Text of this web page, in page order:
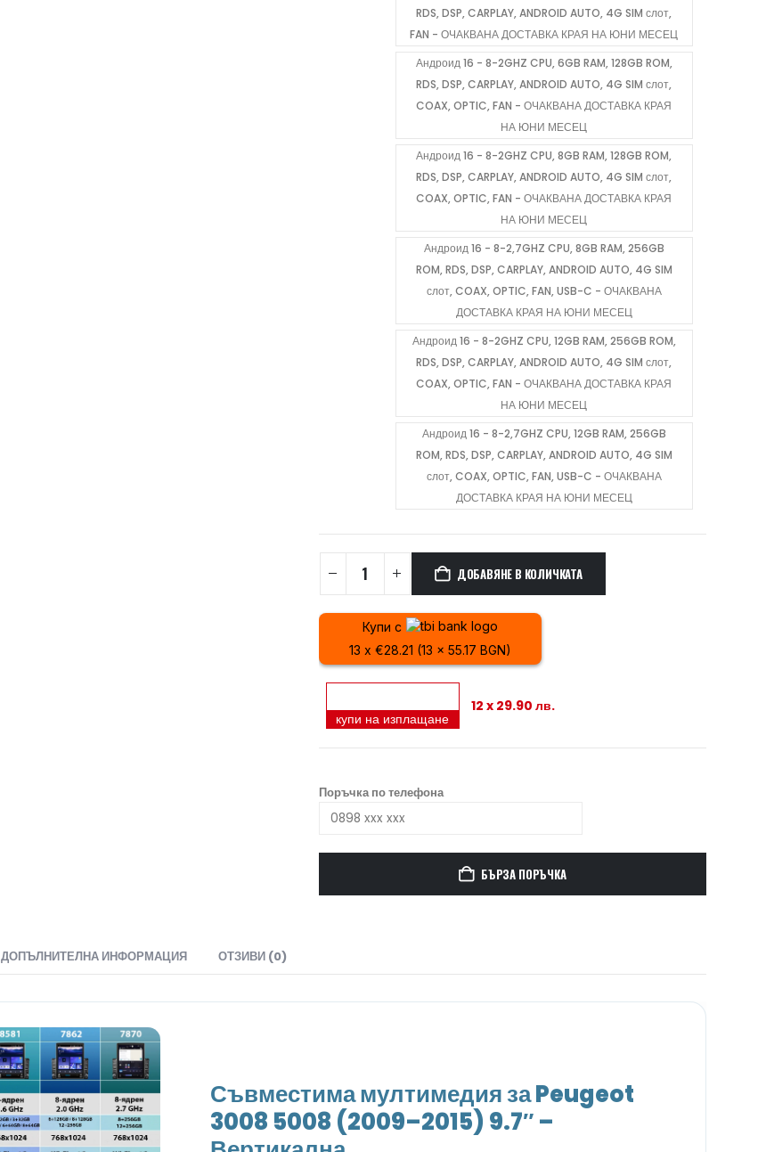
RDS, DSP, CARPLAY, ANDROID AUTO, 4G SIM слот,
FAN - ОЧАКВАНА ДОСТАВКА КРАЯ НА ЮНИ МЕСЕЦ
Андроид 16 - 8-2GHZ CPU, 6GB RAM, 128GB ROM,
RDS, DSP, CARPLAY, ANDROID AUTO, 4G SIM слот,
COAX, OPTIC, FAN - ОЧАКВАНА ДОСТАВКА КРАЯ
НА ЮНИ МЕСЕЦ
Андроид 16 - 8-2GHZ CPU, 8GB RAM, 128GB ROM,
RDS, DSP, CARPLAY, ANDROID AUTO, 4G SIM слот,
COAX, OPTIC, FAN - ОЧАКВАНА ДОСТАВКА КРАЯ
НА ЮНИ МЕСЕЦ
Андроид 16 - 8-2,7GHZ CPU, 8GB RAM, 256GB
ROM, RDS, DSP, CARPLAY, ANDROID AUTO, 4G SIM
слот, COAX, OPTIC, FAN, USB-C - ОЧАКВАНА
ДОСТАВКА КРАЯ НА ЮНИ МЕСЕЦ
Андроид 16 - 8-2GHZ CPU, 12GB RAM, 256GB ROM,
RDS, DSP, CARPLAY, ANDROID AUTO, 4G SIM слот,
COAX, OPTIC, FAN - ОЧАКВАНА ДОСТАВКА КРАЯ
НА ЮНИ МЕСЕЦ
Андроид 16 - 8-2,7GHZ CPU, 12GB RAM, 256GB
ROM, RDS, DSP, CARPLAY, ANDROID AUTO, 4G SIM
слот, COAX, OPTIC, FAN, USB-C - ОЧАКВАНА
ДОСТАВКА КРАЯ НА ЮНИ МЕСЕЦ
ДОБАВЯНЕ В КОЛИЧКАТА
Купи с
13 x €28.21 (13 x 55.17 BGN)
купи на изплащане
12 x 29.90 лв.
Поръчка по телефона
БЪРЗА ПОРЪЧКА
ДОПЪЛНИТЕЛНА ИНФОРМАЦИЯ ОТЗИВИ (0)
Съвместима мултимедия за Peugeot
3008 5008 (2009–2015) 9.7″ –